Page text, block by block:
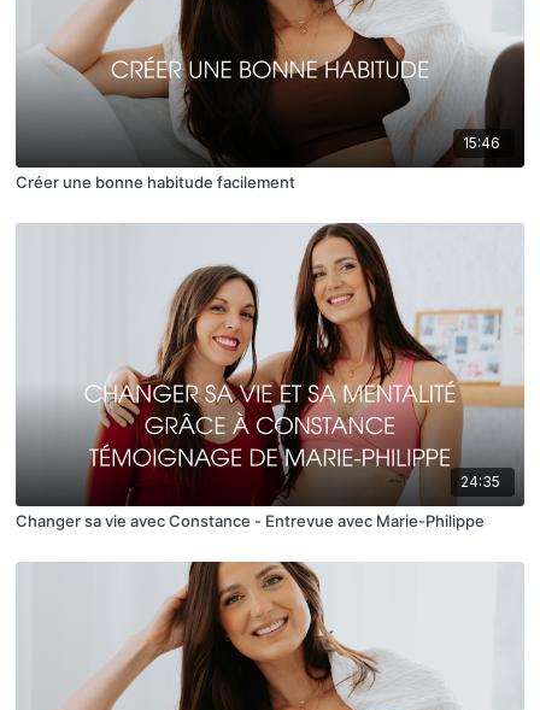
15:46
Créer une bonne habitude facilement
24:35
Changer sa vie avec Constance - Entrevue avec Marie-Philippe